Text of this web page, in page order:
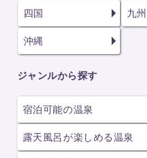
四国 九州
沖縄
ジャンルから探す
宿泊可能の温泉
露天風呂が楽しめる温泉